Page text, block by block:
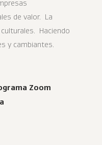
de valor. La
Haciendo
y cambiantes.
Zoom